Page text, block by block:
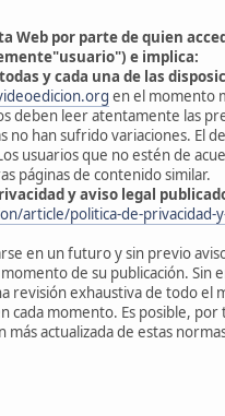
Web por parte de quien
e implica:
y cada una de las
en el momento
deben leer atentamente las
no han sufrido variaciones. El
usuarios que no estén de
páginas de contenido similar.
y aviso legal
article/politica-de-privacidad-
en un futuro y sin previo
de su publicación. Sin
revisión exhaustiva de todo el
cada momento. Es posible,
actualizada de estas